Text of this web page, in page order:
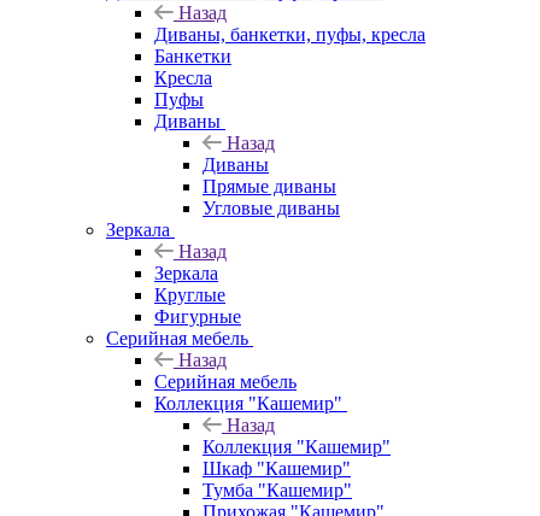
Назад
Диваны, банкетки, пуфы, кресла
Банкетки
Кресла
Пуфы
Диваны
Назад
Диваны
Прямые диваны
Угловые диваны
Зеркала
Назад
Зеркала
Круглые
Фигурные
Серийная мебель
Назад
Серийная мебель
Коллекция "Кашемир"
Назад
Коллекция "Кашемир"
Шкаф "Кашемир"
Тумба "Кашемир"
Прихожая "Кашемир"